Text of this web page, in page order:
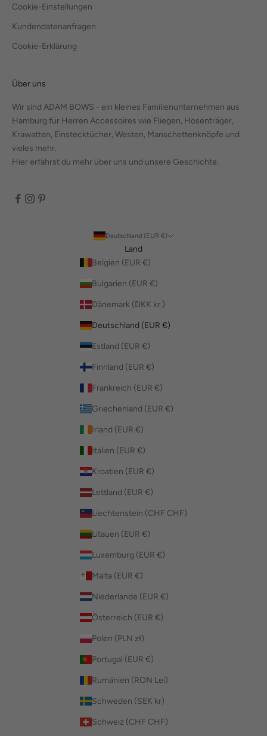
Cookie-Einstellungen
Kundendatenanfragen
Cookie-Erklärung
Über uns
Wir sind ADAM BOWS - ein kleines Familienunternehmen aus
Hamburg für Herren Accessoires wie Fliegen, Hosenträger,
Krawatten, Einstecktücher, Westen, Manschettenknöpfe und
vieles mehr.
Hier erfährst du mehr über uns und unsere Geschichte.
Deutschland (EUR €)
Land
Belgien (EUR €)
Bulgarien (EUR €)
Dänemark (DKK kr.)
Deutschland (EUR €)
Estland (EUR €)
Finnland (EUR €)
Frankreich (EUR €)
Griechenland (EUR €)
Irland (EUR €)
Italien (EUR €)
Kroatien (EUR €)
Lettland (EUR €)
Liechtenstein (CHF CHF)
Litauen (EUR €)
Luxemburg (EUR €)
Malta (EUR €)
Niederlande (EUR €)
Österreich (EUR €)
Polen (PLN zł)
Portugal (EUR €)
Rumänien (RON Lei)
Schweden (SEK kr)
Schweiz (CHF CHF)